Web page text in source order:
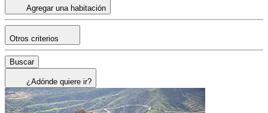
Agregar una habitación
Otros criterios
Buscar
¿Adónde quiere ir?